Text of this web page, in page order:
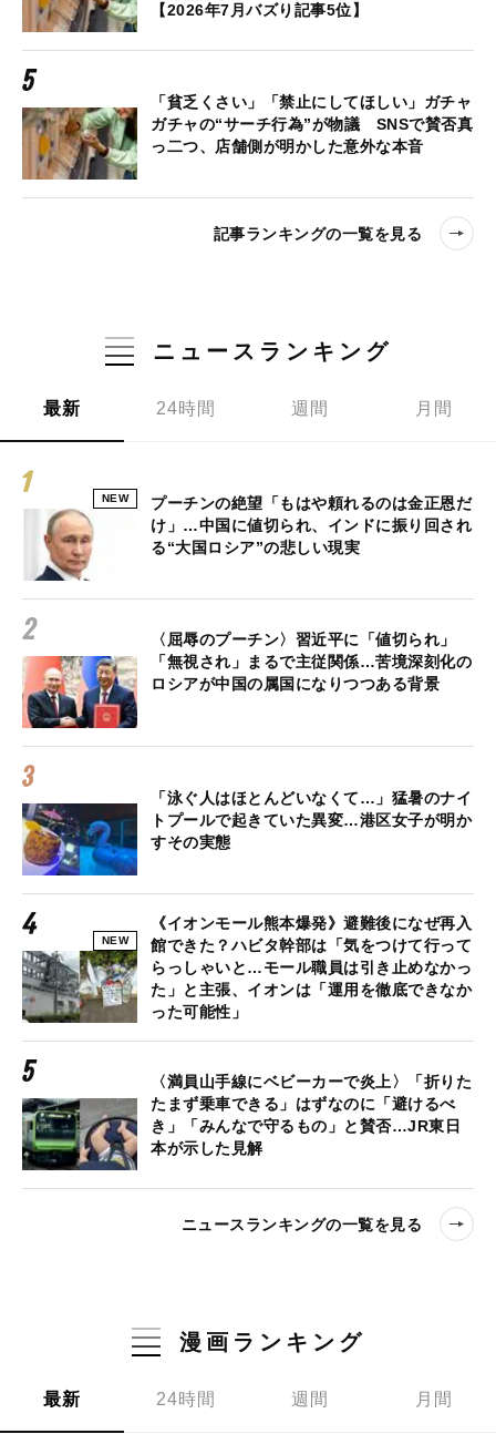
【2026年7月バズり記事5位】
「貧乏くさい」「禁止にしてほしい」ガチャ
ガチャの“サーチ行為”が物議 SNSで賛否真
っ二つ、店舗側が明かした意外な本音
記事ランキングの一覧を見る
ニュースランキング
最新 24時間 週間 月間
NEW
プーチンの絶望「もはや頼れるのは金正恩だ
け」…中国に値切られ、インドに振り回され
る“大国ロシア”の悲しい現実
〈屈辱のプーチン〉習近平に「値切られ」
「無視され」まるで主従関係…苦境深刻化の
ロシアが中国の属国になりつつある背景
「泳ぐ人はほとんどいなくて…」猛暑のナイ
トプールで起きていた異変…港区女子が明か
すその実態
NEW
《イオンモール熊本爆発》避難後になぜ再入
館できた？ハビタ幹部は「気をつけて行って
らっしゃいと…モール職員は引き止めなかっ
た」と主張、イオンは「運用を徹底できなか
った可能性」
〈満員山手線にベビーカーで炎上〉「折りた
たまず乗車できる」はずなのに「避けるべ
き」「みんなで守るもの」と賛否…JR東日
本が示した見解
ニュースランキングの一覧を見る
漫画ランキング
最新 24時間 週間 月間